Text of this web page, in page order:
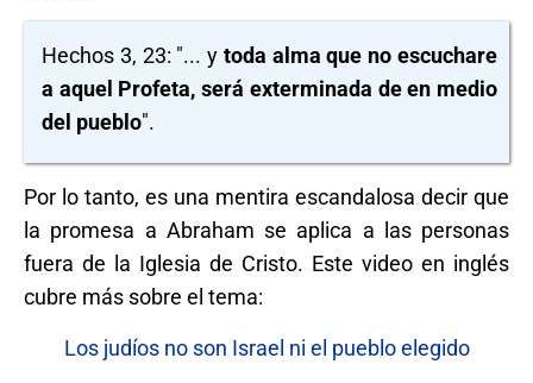
Hechos 3, 23: "... y toda alma que no escuchare
a aquel Profeta, será exterminada de en medio
del pueblo".
Por lo tanto, es una mentira escandalosa decir que
la promesa a Abraham se aplica a las personas
fuera de la Iglesia de Cristo. Este video en inglés
cubre más sobre el tema:
Los judíos no son Israel ni el pueblo elegido